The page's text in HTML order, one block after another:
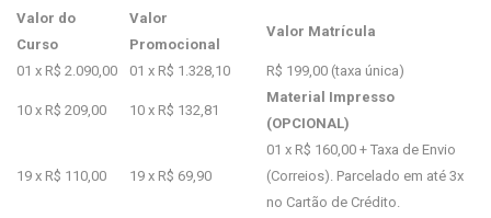
Valor do
Curso
Valor
Promocional
Valor Matrícula
01 x R$ 2.090,00 01 x R$ 1.328,10 R$ 199,00 (taxa única)
10 x R$ 209,00 10 x R$ 132,81
Material Impresso
(OPCIONAL)
19 x R$ 110,00 19 x R$ 69,90
01 x R$ 160,00 + Taxa de Envio
(Correios). Parcelado em até 3x
no Cartão de Crédito.